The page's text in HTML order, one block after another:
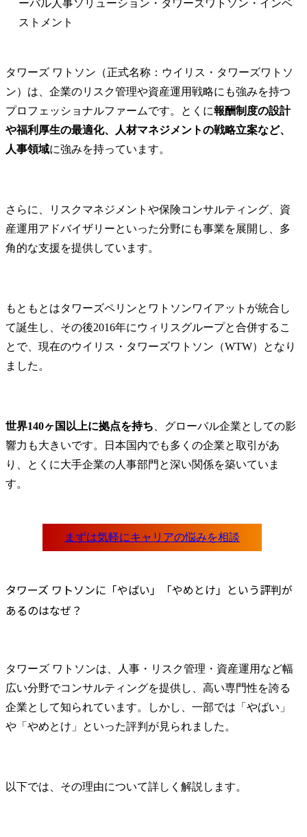
業拡大の可能性も視野に
・部署名:海外戦略本部 海
外戦略部
(2026年6月現在)
・役割:海外グループ企業
の経営企画・管理・統括
全職種
任、公平性
との連携、
エージェン
- 定着・改善
開、定例レ
分析、継続
ーバル人事ソリューション・タワーズワトソン・インベ
ストメント
タワーズ ワトソン（正式名称：ウイリス・タワーズワトソ
ン）は、企業のリスク管理や資産運用戦略にも強みを持つ
プロフェッショナルファームです。とくに報酬制度の設計
や福利厚生の最適化、人材マネジメントの戦略立案など、
人事領域に強みを持っています。
さらに、リスクマネジメントや保険コンサルティング、資
産運用アドバイザリーといった分野にも事業を展開し、多
角的な支援を提供しています。
もともとはタワーズペリンとワトソンワイアットが統合し
て誕生し、その後2016年にウィリスグループと合併するこ
とで、現在のウイリス・タワーズワトソン（WTW）となり
ました。
世界140ヶ国以上に拠点を持ち 、グローバル企業としての影
響力も大きいです。日本国内でも多くの企業と取引があ
り、とくに大手企業の人事部門と深い関係を築いていま
す。
タワーズ ワトソンに「やばい」「やめとけ」という評判が
あるのはなぜ？
タワーズ ワトソンは、人事・リスク管理・資産運用など幅
広い分野でコンサルティングを提供し、高い専門性を誇る
企業として知られています。しかし、一部では「やばい」
や「やめとけ」といった評判が見られました。
以下では、その理由について詳しく解説します。